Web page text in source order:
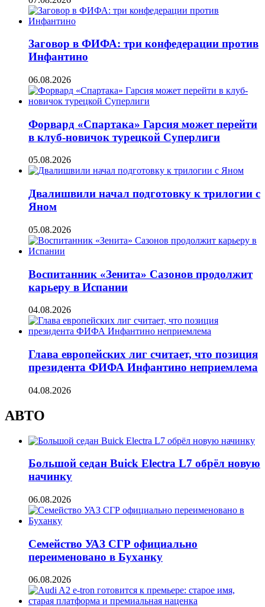
Заговор в ФИФА: три конфедерации против
Инфантино
06.08.2026
Форвард «Спартака» Гарсия может перейти
в клуб-новичок турецкой Суперлиги
05.08.2026
Двалишвили начал подготовку к трилогии с
Яном
05.08.2026
Воспитанник «Зенита» Сазонов продолжит
карьеру в Испании
04.08.2026
Глава европейских лиг считает, что позиция
президента ФИФА Инфантино неприемлема
04.08.2026
АВТО
Большой седан Buick Electra L7 обрёл новую
начинку
06.08.2026
Семейство УАЗ СГР официально
переименовано в Буханку
06.08.2026